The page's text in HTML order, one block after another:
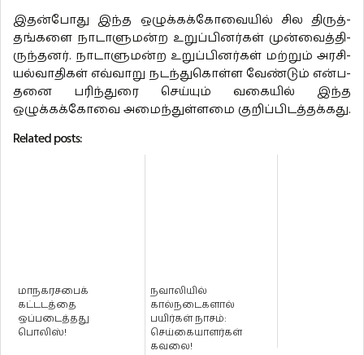
இதன்­போது இந்த ஒழுக்­கக்­கோ­வையில் சில திருத்­
தங்­களை நாடா­ளு­மன்ற உறுப்­பி­னர்கள் முன்வைத்­தி­
ருந்­தனர். நாடா­ளு­மன்ற உறுப்­பி­னர்கள் மற்றும் அர­சி­
யல்­வா­திகள் எவ்­வாறு நடந்துகொள்ள வேண்டும் என்­ப­
தனை பரிந்­துரை செய்யும் வகையில் இந்த
ஒழுக்கக்கோவை அமைந்துள்ளமை குறிப்பிடத்தக்கது.
Related posts:
மாநகரசபைக்
கட்டடத்தை
ஒப்படைத்தது
பொலிஸ்!
நவாலியில்
கால்நடைகளால்
பயிர்கள் நாசம்:
செய்கையாளர்கள்
கவலை!